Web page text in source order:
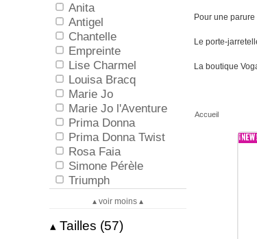
Anita
Antigel
Chantelle
Empreinte
Lise Charmel
Louisa Bracq
Marie Jo
Marie Jo l'Aventure
Prima Donna
Prima Donna Twist
Rosa Faia
Simone Pérèle
Triumph
▴ voir moins ▴
▴ Tailles (57)
Pour une
Le porte-
La boutique
Accueil